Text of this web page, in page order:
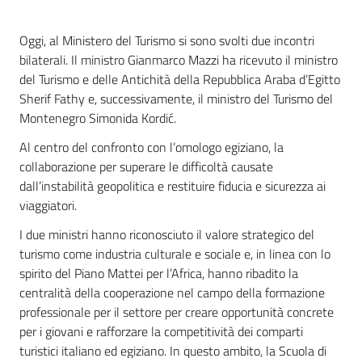
Oggi, al Ministero del Turismo si sono svolti due incontri
bilaterali. Il ministro Gianmarco Mazzi ha ricevuto il ministro
del Turismo e delle Antichità della Repubblica Araba d’Egitto
Sherif Fathy e, successivamente, il ministro del Turismo del
Montenegro Simonida Kordić.
Al centro del confronto con l’omologo egiziano, la
collaborazione per superare le difficoltà causate
dall’instabilità geopolitica e restituire fiducia e sicurezza ai
viaggiatori.
I due ministri hanno riconosciuto il valore strategico del
turismo come industria culturale e sociale e, in linea con lo
spirito del Piano Mattei per l’Africa, hanno ribadito la
centralità della cooperazione nel campo della formazione
professionale per il settore per creare opportunità concrete
per i giovani e rafforzare la competitività dei comparti
turistici italiano ed egiziano. In questo ambito, la Scuola di